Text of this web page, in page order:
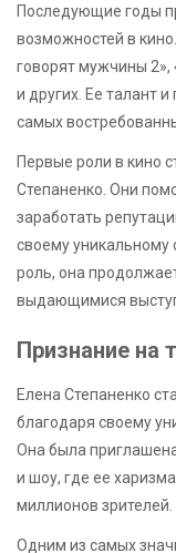
Последующие годы
возможностей в
говорят мужчины 2»,
и других. Ее талант
самых
Первые роли в кино
Степаненко. Они
заработать
своему уникальному
роль, она
выдающимися
Признание на
Елена Степаненко
благодаря своему
Она была
и шоу, где ее
миллионов зрителей.
Одним из самых